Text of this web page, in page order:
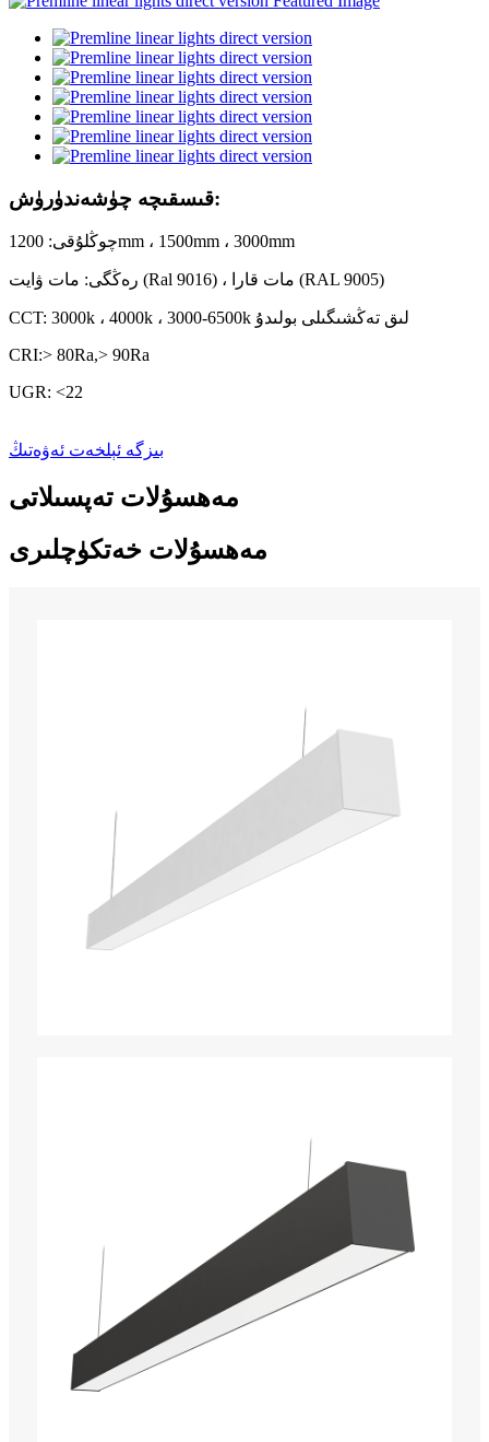
قىسقىچە چۈشەندۈرۈش:
چوڭلۇقى: 1200mm ، 1500mm ، 3000mm
رەڭگى: مات ۋايت (Ral 9016) ، مات قارا (RAL 9005)
CCT: 3000k ، 4000k ، 3000-6500k لىق تەڭشىگىلى بولىدۇ
CRI:> 80Ra,> 90Ra
UGR: <22
بىزگە ئېلخەت ئەۋەتىڭ
مەھسۇلات تەپسىلاتى
مەھسۇلات خەتكۈچلىرى